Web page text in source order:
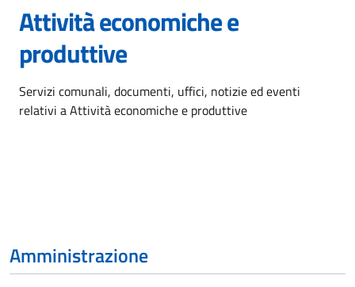
Attività economiche e
produttive
Dettagli dell'argomento
Servizi comunali, documenti, uffici, notizie ed eventi
relativi a Attività economiche e produttive
Amministrazione